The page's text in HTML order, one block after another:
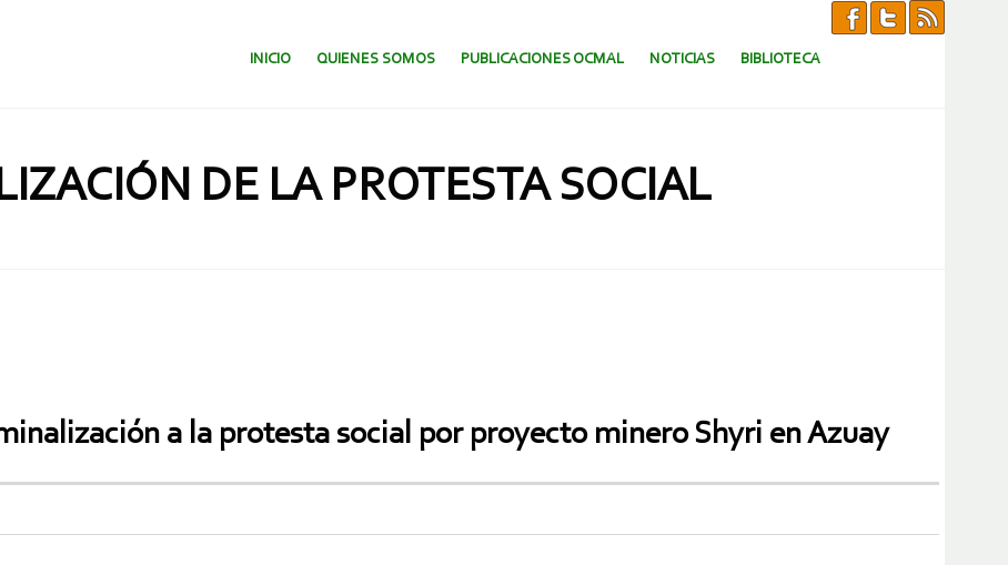
SALTAR AL CONTENIDO.
INICIO QUIENES SOMOS PUBLICACIONES OCMAL NOTICIAS BIBLIOTECA
DE LA PROTESTA SOCIAL
a la protesta social por proyecto minero Shyri en Azuay